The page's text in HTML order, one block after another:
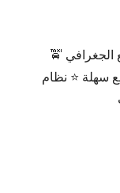
الجغرافي 🚖
سهلة ⭐ نظام